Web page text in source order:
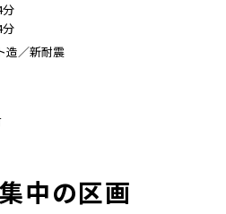
造／新耐震
中の区画